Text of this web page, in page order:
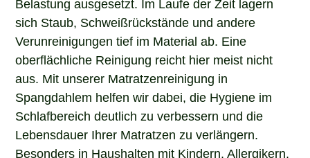
sich Staub, Schweißrückstände und andere
Verunreinigungen tief im Material ab. Eine
oberflächliche Reinigung reicht hier meist nicht
aus. Mit unserer Matratzenreinigung in
Spangdahlem helfen wir dabei, die Hygiene im
Schlafbereich deutlich zu verbessern und die
Lebensdauer Ihrer Matratzen zu verlängern.
Besonders in Haushalten mit Kindern, Allergikern,